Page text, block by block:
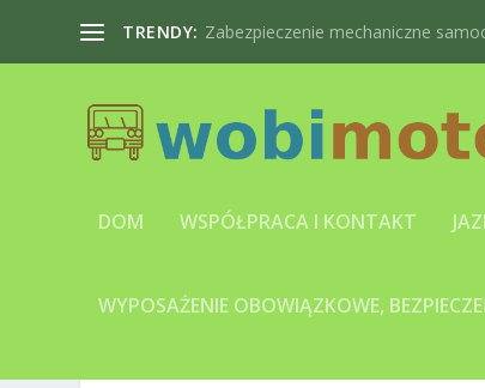
TRENDY: Zabezpieczenie mechaniczne
DOM WSPÓŁPRACA I KONTAKT
WYPOSAŻENIE OBOWIĄZKOWE,